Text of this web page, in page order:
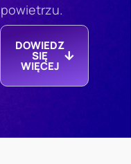
powietrzu.
DOWIEDZ
SIĘ
WIĘCEJ